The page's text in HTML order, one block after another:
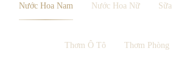
Nước Hoa Nam Nước Hoa Nữ
Thơm Ô Tô Thơm Phòng